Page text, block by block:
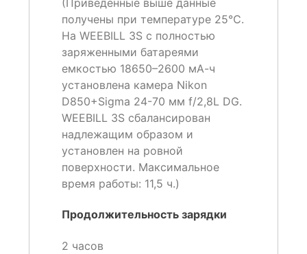
(Приведенные выше данные
получены при температуре 25℃.
На WEEBILL 3S с полностью
заряженными батареями
емкостью 18650–2600 мА-ч
установлена камера Nikon
D850+Sigma 24-70 мм f/2,8L DG.
WEEBILL 3S сбалансирован
надлежащим образом и
установлен на ровной
поверхности. Максимальное
время работы: 11,5 ч.)
Продолжительность зарядки
2 часов